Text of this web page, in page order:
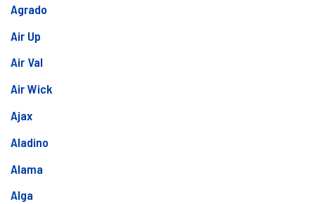
Agrado
Air Up
Air Val
Air Wick
Ajax
Aladino
Alama
Alga